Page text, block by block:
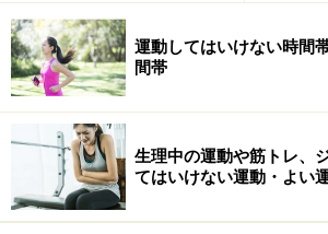
ハムストリングスが硬いデ
の歪みや腰痛も
ハムストリングスは股関節に付着して
ってしまうと骨盤が後ろに引っ張られ
運動してはいけない時間
間帯
生理中の運動や筋トレ、
てはいけない運動・よい